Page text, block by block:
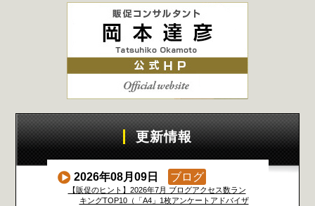
更新情報
2026年08月09日 ブログ
【販促のヒント】2026年7月 ブログアクセス数ラン
キングTOP10（「A4」1枚アンケートアドバイザ